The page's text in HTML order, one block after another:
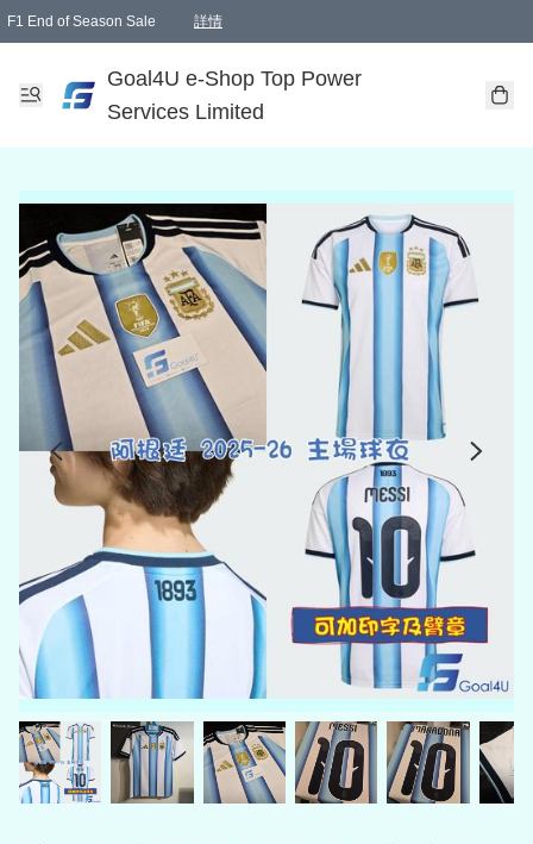
F1 End of Season Sale 詳情
Goal4U e-Shop Top Power
Services Limited